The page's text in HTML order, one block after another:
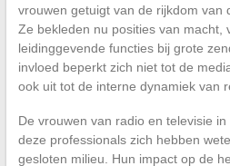
vrouwen getuigt van de rijkdom van
Ze bekleden nu posities van macht,
leidinggevende functies bij grote
invloed beperkt zich niet tot de
ook uit tot de interne dynamiek van
De vrouwen van radio en televisie
deze professionals zich hebben
gesloten milieu. Hun impact op de